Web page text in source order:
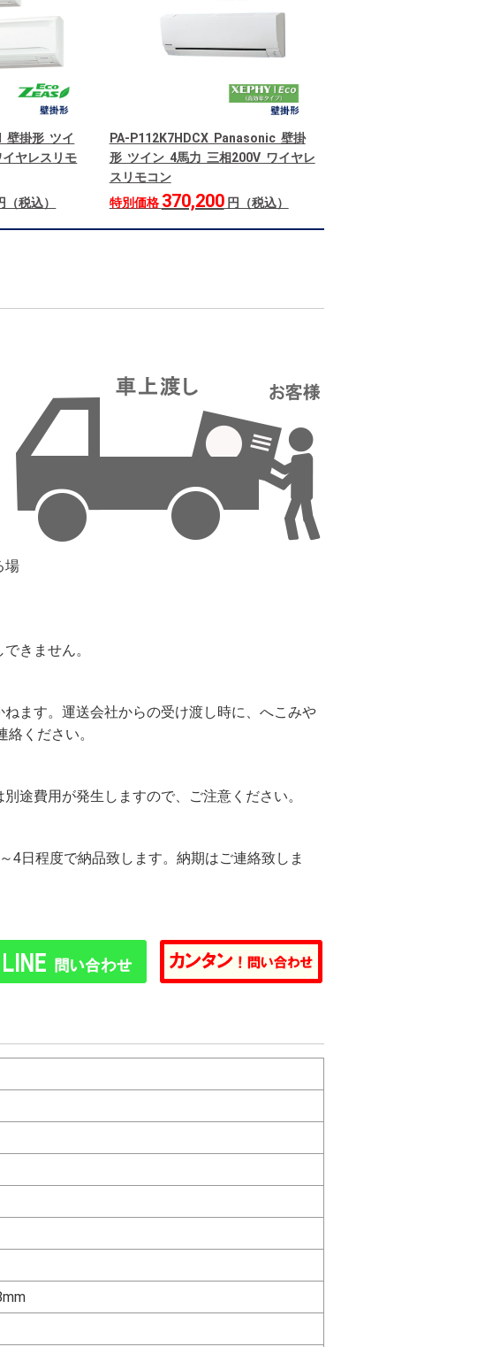
壁掛形 ツイ
ヤレスリモ
（税込）
PA-P112K7HDCX Panasonic 壁掛
形 ツイン 4馬力 三相200V ワイヤレ
スリモコン
特別価格 370,200円（税込）
場
きません。
ます。運送会社からの受け渡し時に、へこみや
ください。
途費用が発生しますので、ご注意ください。
4日程度で納品致します。納期はご連絡致しま